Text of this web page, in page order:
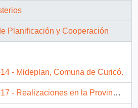
Planificación y Cooperación
- Mideplan, Comuna de Curicó.
- Realizaciones en la Provincia de Curicó.